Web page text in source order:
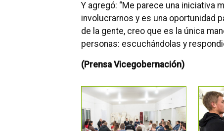
Y agregó: “Me parece una iniciativa
involucrarnos y es una oportunidad
de la gente, creo que es la única
personas: escuchándolas y
(Prensa Vicegobernación)